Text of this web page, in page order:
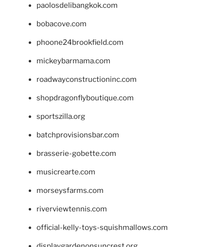
paolosdelibangkok.com
bobacove.com
phoone24brookfield.com
mickeybarmama.com
roadwayconstructioninc.com
shopdragonflyboutique.com
sportszilla.org
batchprovisionsbar.com
brasserie-gobette.com
musicrearte.com
morseysfarms.com
riverviewtennis.com
official-kelly-toys-squishmallows.com